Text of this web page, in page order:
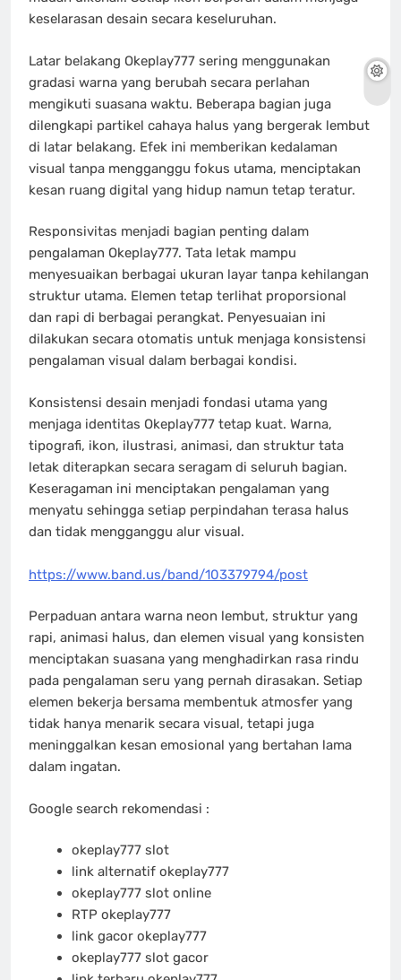
keselarasan desain secara keseluruhan.
Latar belakang Okeplay777 sering menggunakan
gradasi warna yang berubah secara perlahan
mengikuti suasana waktu. Beberapa bagian juga
dilengkapi partikel cahaya halus yang bergerak lembut
di latar belakang. Efek ini memberikan kedalaman
visual tanpa mengganggu fokus utama, menciptakan
kesan ruang digital yang hidup namun tetap teratur.
Responsivitas menjadi bagian penting dalam
pengalaman Okeplay777. Tata letak mampu
menyesuaikan berbagai ukuran layar tanpa kehilangan
struktur utama. Elemen tetap terlihat proporsional
dan rapi di berbagai perangkat. Penyesuaian ini
dilakukan secara otomatis untuk menjaga konsistensi
pengalaman visual dalam berbagai kondisi.
Konsistensi desain menjadi fondasi utama yang
menjaga identitas Okeplay777 tetap kuat. Warna,
tipografi, ikon, ilustrasi, animasi, dan struktur tata
letak diterapkan secara seragam di seluruh bagian.
Keseragaman ini menciptakan pengalaman yang
menyatu sehingga setiap perpindahan terasa halus
dan tidak mengganggu alur visual.
https://www.band.us/band/103379794/post
Perpaduan antara warna neon lembut, struktur yang
rapi, animasi halus, dan elemen visual yang konsisten
menciptakan suasana yang menghadirkan rasa rindu
pada pengalaman seru yang pernah dirasakan. Setiap
elemen bekerja bersama membentuk atmosfer yang
tidak hanya menarik secara visual, tetapi juga
meninggalkan kesan emosional yang bertahan lama
dalam ingatan.
Google search rekomendasi :
okeplay777 slot
link alternatif okeplay777
okeplay777 slot online
RTP okeplay777
link gacor okeplay777
okeplay777 slot gacor